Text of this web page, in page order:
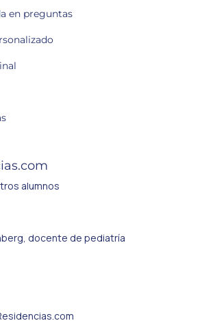
en preguntas
alumnos
docente de pediatría